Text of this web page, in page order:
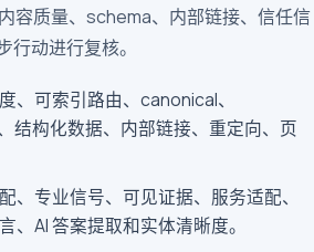
容质量、schema、内部链接、信任信
行动进行复核。
、可索引路由、canonical、
结构化数据、内部链接、重定向、页
、专业信号、可见证据、服务适配、
、AI 答案提取和实体清晰度。